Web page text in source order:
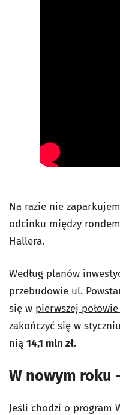
Na razie nie
odcinku między
Hallera.
Według planów
przebudowie ul.
się w pierwszej
zakończyć się w
nią 14,1 mln zł.
W nowym roku
Jeśli chodzi o program